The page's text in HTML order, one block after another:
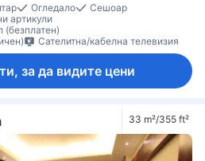
Огледало
Сешоар
артикули
(безплатен)
Сателитна/кабелна телевизия
за да видите цени
33 m²/355 ft²